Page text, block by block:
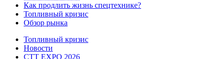
Как продлить жизнь спецтехнике?
Топливный кризис
Обзор рынка
Топливный кризис
Новости
CTT EXPO 2026